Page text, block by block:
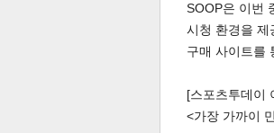
SOOP은 이번
시청 환경을 제
구매 사이트를
[스포츠투데이
<가장 가까이